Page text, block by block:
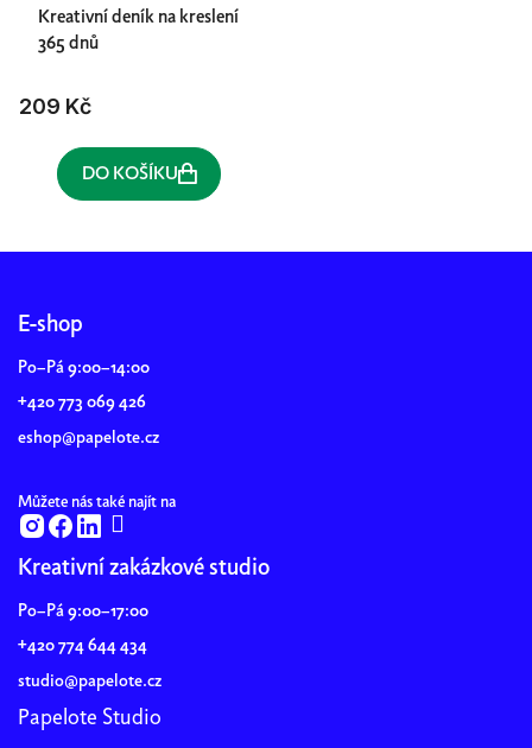
Kreativní deník na kreslení
365 dnů
209 Kč
DO KOŠÍKU
E-shop
Po–Pá 9:00–14:00
+420 773 069 426
eshop@papelote.cz
Můžete nás také najít na
Kreativní zakázkové studio
Po–Pá 9:00–17:00
+420 774 644 434
studio@papelote.cz
Papelote Studio